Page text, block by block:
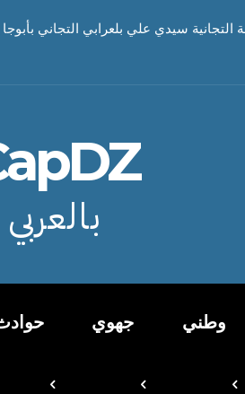
التجانية سيدي علي بلعرابي التجاني بأبوجا
بالعربي
وطني جهوي